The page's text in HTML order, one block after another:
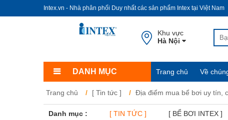
Intex.vn - Nhà phân phối Duy nhất các sản phẩm Intex tại Việt Nam
Khu vực
Hà Nội
DANH MỤC Trang chủ Về
Trang chủ [ Tin tức ] Địa điểm mua bể bơi uy tín,
Danh mục : [ TIN TỨC ] [ BỂ BƠI INTEX ]